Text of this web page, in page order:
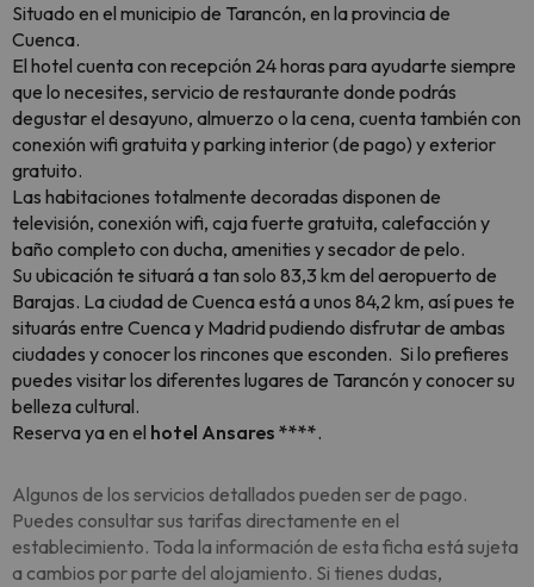
Situado en el municipio de Tarancón, en la provincia de
Cuenca.
El hotel cuenta con recepción 24 horas para ayudarte siempre
que lo necesites, servicio de restaurante donde podrás
degustar el desayuno, almuerzo o la cena, cuenta también con
conexión wifi gratuita y parking interior (de pago) y exterior
gratuito.
Las habitaciones totalmente decoradas disponen de
televisión, conexión wifi, caja fuerte gratuita, calefacción y
baño completo con ducha, amenities y secador de pelo.
Su ubicación te situará a tan solo 83,3 km del aeropuerto de
Barajas. La ciudad de Cuenca está a unos 84,2 km, así pues te
situarás entre Cuenca y Madrid pudiendo disfrutar de ambas
ciudades y conocer los rincones que esconden. Si lo prefieres
puedes visitar los diferentes lugares de Tarancón y conocer su
belleza cultural.
Reserva ya en el hotel Ansares ****.
Algunos de los servicios detallados pueden ser de pago.
Puedes consultar sus tarifas directamente en el
establecimiento. Toda la información de esta ficha está sujeta
a cambios por parte del alojamiento. Si tienes dudas,